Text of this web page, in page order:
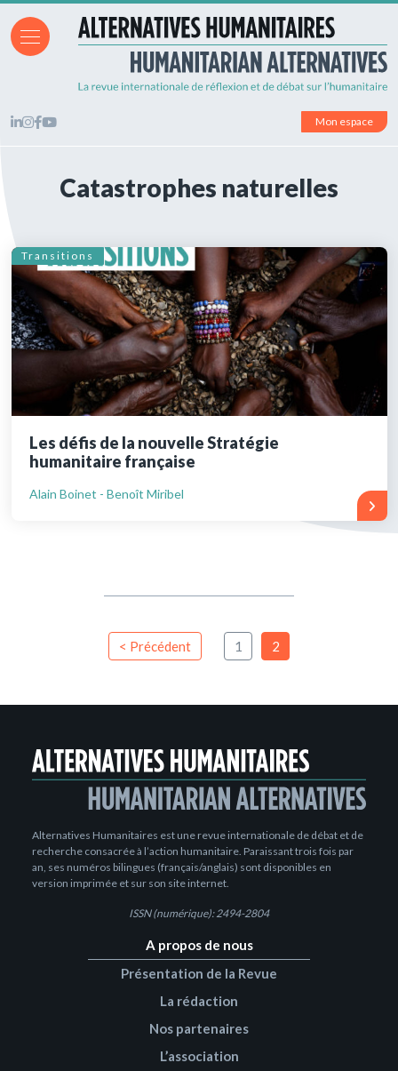
Mon espace
Catastrophes naturelles
Transitions
Les défis de la nouvelle Stratégie
humanitaire française
Alain Boinet - Benoît Miribel
< Précédent 1 2
Alternatives Humanitaires est une revue internationale de débat et de
recherche consacrée à l’action humanitaire. Paraissant trois fois par
an, ses numéros bilingues (français/anglais) sont disponibles en
version imprimée et sur son site internet.
ISSN (numérique): 2494-2804
A propos de nous
Présentation de la Revue
La rédaction
Nos partenaires
L’association